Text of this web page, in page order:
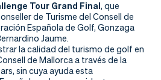
Tour Grand Final, que
de Turisme del Consell de
Española de Golf, Gonzaga
Jaume.
la calidad del turismo de golf en
de Mallorca a través de la
sin cuya ayuda esta